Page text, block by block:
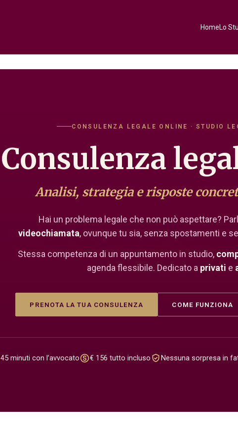
HomeLo
CONSULENZA LEGALE ONLINE · STUDIO
Consulenza
Analisi, strategia e risposte
Hai un problema legale che non può aspettare?
videochiamata, ovunque tu sia, senza spostamenti e
Stessa competenza di un appuntamento in studio,
agenda flessibile. Dedicato a privati e
PRENOTA LA TUA CONSULENZA COME FUNZIONA
45 minuti con l’avvocato € 156 tutto incluso Nessuna sorpresa in